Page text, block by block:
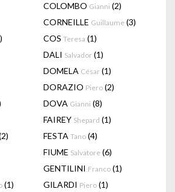
COLOMBO Gianni (2)
CORNEILLE Guillaume (3)
COS Teresa (1)
DALI Salvador (1)
DOMELA César (1)
DORAZIO Piero (2)
DOVA Gianni (8)
FAIREY Shepard (1)
FESTA Tano (4)
FIUME Salvatore (6)
GENTILINI Franco (1)
(1) GILARDI Piero (1)